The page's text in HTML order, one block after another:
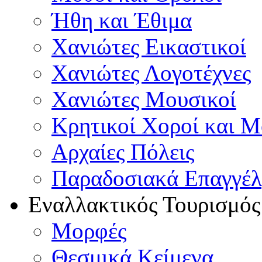
Ήθη και Έθιμα
Χανιώτες Εικαστικοί
Χανιώτες Λογοτέχνες
Χανιώτες Μουσικοί
Κρητικοί Χοροί και
Αρχαίες Πόλεις
Παραδοσιακά
Εναλλακτικός Τουρισμός
Μορφές